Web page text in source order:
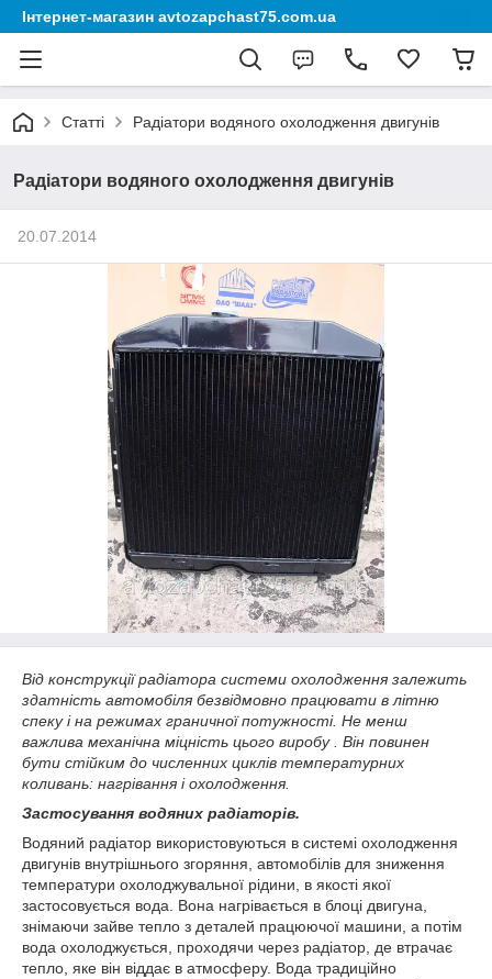
Інтернет-магазин avtozapchast75.com.ua
Статті Радіатори водяного охолодження двигунів
Радіатори водяного охолодження двигунів
20.07.2014
Від конструкції радіатора системи охолодження залежить
здатність автомобіля безвідмовно працювати в літню
спеку і на режимах граничної потужності. Не менш
важлива механічна міцність цього виробу . Він повинен
бути стійким до численних циклів температурних
коливань: нагрівання і охолодження.
Застосування водяних радіаторів.
Водяний радіатор використовуються в системі охолодження
двигунів внутрішнього згоряння, автомобілів для зниження
температури охолоджувальної рідини, в якості якої
застосовується вода. Вона нагрівається в блоці двигуна,
знімаючи зайве тепло з деталей працюючої машини, а потім
вода охолоджується, проходячи через радіатор, де втрачає
тепло, яке він віддає в атмосферу. Вода традиційно